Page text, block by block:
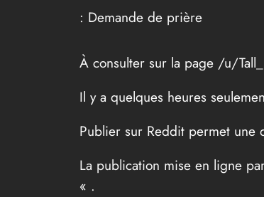
: Demande de prière
À consulter sur la page /u/
Il y a quelques heures
Publier sur Reddit permet une
La publication mise en ligne
« .